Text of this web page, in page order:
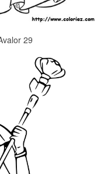
29